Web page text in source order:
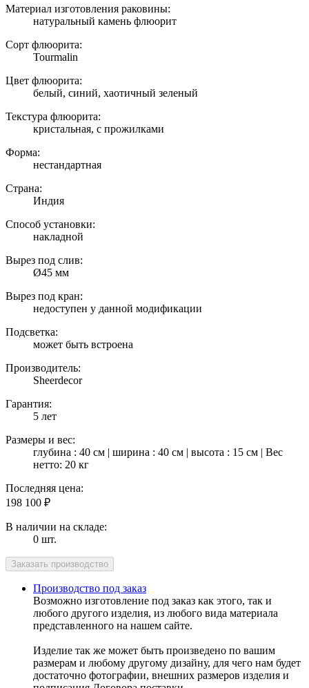
Материал изготовления раковины:
натуральный камень флюорит
Сорт флюорита:
Tourmalin
Цвет флюорита:
белый, синий, хаотичный зеленый
Текстура флюорита:
кристальная, с прожилками
Форма:
нестандартная
Страна:
Индия
Способ установки:
накладной
Вырез под слив:
Ø45 мм
Вырез под кран:
недоступен у данной модификации
Подсветка:
может быть встроена
Производитель:
Sheerdecor
Гарантия:
5 лет
Размеры и вес:
глубина : 40 см | ширина : 40 см | высота : 15 см | Вес
нетто: 20 кг
Последняя цена:
198 100 ₽
В наличии на складе:
0 шт.
Производство под заказ
Возможно изготовление под заказ как этого, так и
любого другого изделия, из любого вида материала
представленного на нашем сайте.
Изделие так же может быть произведено по вашим
размерам и любому другому дизайну, для чего нам будет
достаточно фотографии, внешних размеров изделия и